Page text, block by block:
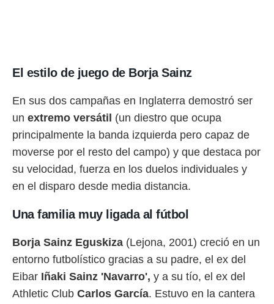
El estilo de juego de Borja Sainz
En sus dos campañas en Inglaterra demostró ser
un extremo versátil (un diestro que ocupa
principalmente la banda izquierda pero capaz de
moverse por el resto del campo) y que destaca por
su velocidad, fuerza en los duelos individuales y
en el disparo desde media distancia.
Una familia muy ligada al fútbol
Borja Sainz Eguskiza (Lejona, 2001) creció en un
entorno futbolístico gracias a su padre, el ex del
Eibar Iñaki Sainz 'Navarro', y a su tío, el ex del
Athletic Club Carlos García. Estuvo en la cantera